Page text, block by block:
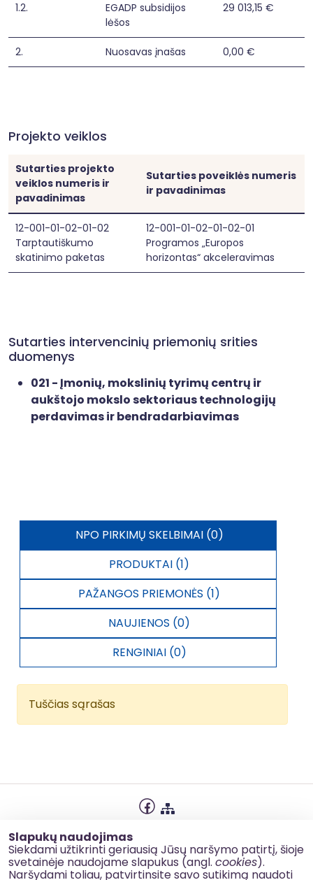
Slapukų naudojimas
Siekdami užtikrinti geriausią Jūsų naršymo patirtį, šioje
svetainėje naudojame slapukus (angl. cookies).
Naršydami toliau, patvirtinsite savo sutikimą naudoti
1.2.
EGADP subsidijos
lėšos
29 013,15 €
2. Nuosavas įnašas 0,00 €
Projekto veiklos
Sutarties projekto
veiklos numeris ir
pavadinimas
Sutarties poveiklės numeris
ir pavadinimas
12-001-01-02-01-02
Tarptautiškumo
skatinimo paketas
12-001-01-02-01-02-01
Programos „Europos
horizontas“ akceleravimas
Sutarties intervencinių priemonių srities
duomenys
021 - Įmonių, mokslinių tyrimų centrų ir
aukštojo mokslo sektoriaus technologijų
perdavimas ir bendradarbiavimas
NPO PIRKIMŲ SKELBIMAI (0)
PRODUKTAI (1)
PAŽANGOS PRIEMONĖS (1)
NAUJIENOS (0)
RENGINIAI (0)
Tuščias sąrašas
Slapukų naudojimas
Korupcijos prevencija